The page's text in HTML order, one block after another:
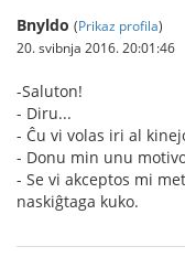
Bnyldo (Prikaz profila)
20. svibnja 2016. 20:01:46
-Saluton!
- Diru...
- Ĉu vi volas iri al
- Donu min unu
- Se vi akceptos mi
naskiĝtaga kuko.